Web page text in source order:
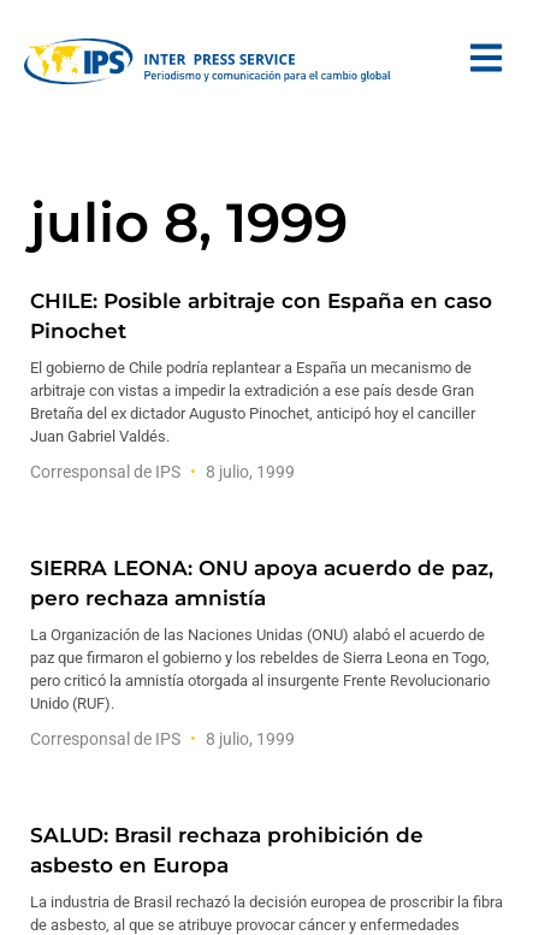
julio 8, 1999
CHILE: Posible arbitraje con España en caso
Pinochet
El gobierno de Chile podría replantear a España un mecanismo de
arbitraje con vistas a impedir la extradición a ese país desde Gran
Bretaña del ex dictador Augusto Pinochet, anticipó hoy el canciller
Juan Gabriel Valdés.
Corresponsal de IPS 8 julio, 1999
SIERRA LEONA: ONU apoya acuerdo de paz,
pero rechaza amnistía
La Organización de las Naciones Unidas (ONU) alabó el acuerdo de
paz que firmaron el gobierno y los rebeldes de Sierra Leona en Togo,
pero criticó la amnistía otorgada al insurgente Frente Revolucionario
Unido (RUF).
Corresponsal de IPS 8 julio, 1999
SALUD: Brasil rechaza prohibición de
asbesto en Europa
La industria de Brasil rechazó la decisión europea de proscribir la fibra
de asbesto, al que se atribuye provocar cáncer y enfermedades